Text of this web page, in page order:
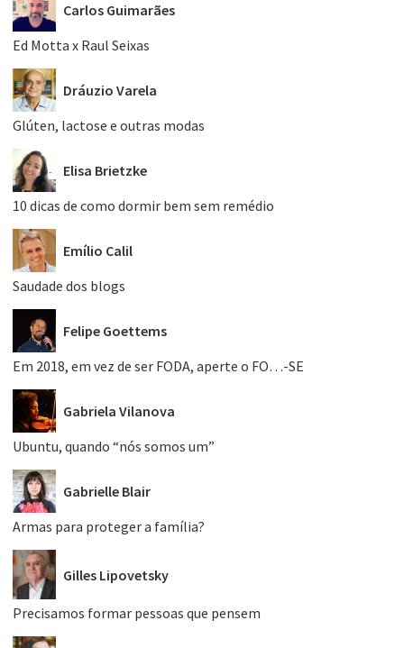
Carlos Guimarães
Ed Motta x Raul Seixas
Dráuzio Varela
Glúten, lactose e outras modas
Elisa Brietzke
10 dicas de como dormir bem sem remédio
Emílio Calil
Saudade dos blogs
Felipe Goettems
Em 2018, em vez de ser FODA, aperte o FO…-SE
Gabriela Vilanova
Ubuntu, quando “nós somos um”
Gabrielle Blair
Armas para proteger a família?
Gilles Lipovetsky
Precisamos formar pessoas que pensem